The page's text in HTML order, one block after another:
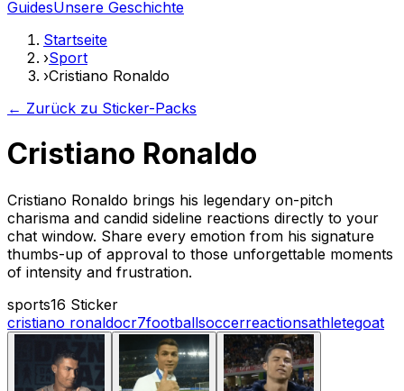
GuidesUnsere Geschichte
Startseite
›Sport
›Cristiano Ronaldo
← Zurück zu Sticker-Packs
Cristiano Ronaldo
Cristiano Ronaldo brings his legendary on-pitch
charisma and candid sideline reactions directly to your
chat window. Share every emotion from his signature
thumbs-up of approval to those unforgettable moments
of intensity and frustration.
sports16 Sticker
cristiano ronaldocr7footballsoccerreactionsathletegoat